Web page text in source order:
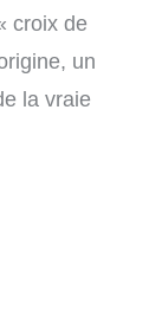
croix de
un
la vraie